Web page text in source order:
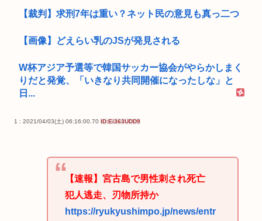
【裁判】求刑7年は重い？ネット民の意見も真っ二つ
【画像】どえらい乳のJSが発見される
W杯アジア予選等で韓国サッカー協会がやらかしまく
りだと発覚、「いきなり共同開催になったしな」と
日...
1 : 2021/04/03(土) 06:16:00.70 ID:Ei363UDD9
【速報】宮古島で男性刺され死亡
犯人逃走、刃物所持か
https://ryukyushimpo.jp/news/entr